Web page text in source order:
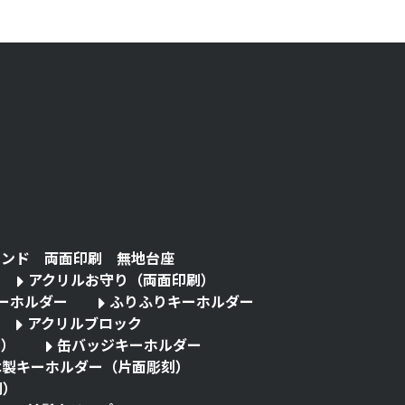
ンド 両面印刷 無地台座
アクリルお守り（両面印刷）
ホルダー
ふりふりキーホルダー
アクリルブロック
缶バッジキーホルダー
キーホルダー（片面彫刻）